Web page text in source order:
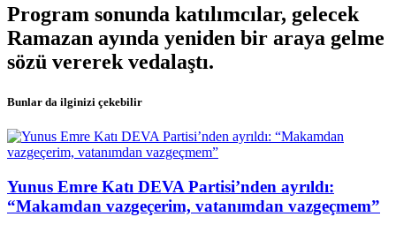
Program sonunda katılımcılar, gelecek
Ramazan ayında yeniden bir araya gelme
sözü vererek vedalaştı.
Bunlar da ilginizi çekebilir
Yunus Emre Katı DEVA Partisi’nden ayrıldı:
“Makamdan vazgeçerim, vatanımdan vazgeçmem”